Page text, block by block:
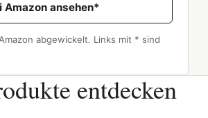
Amazon ansehen*
abgewickelt. Links mit * sind
entdecken